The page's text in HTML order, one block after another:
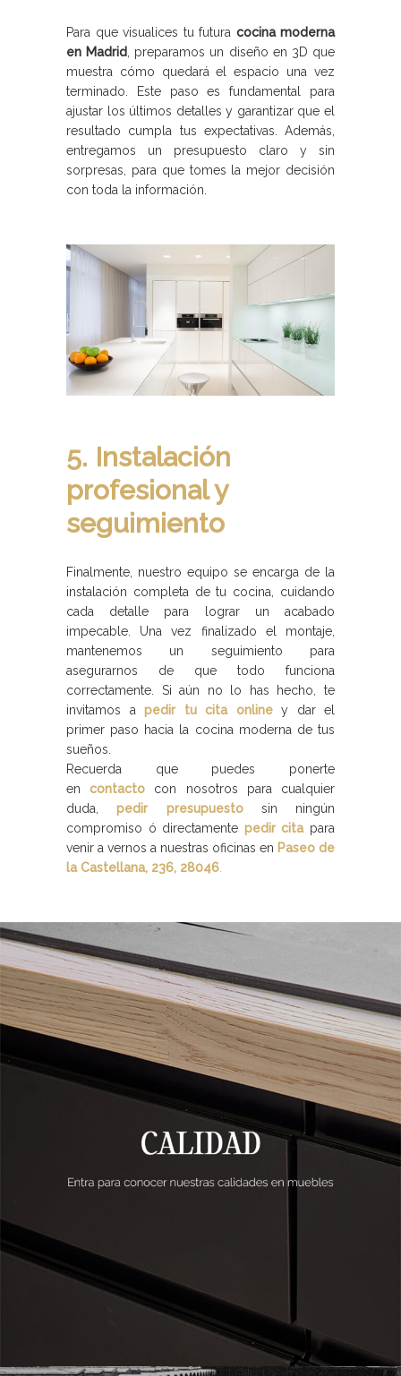
Para que visualices tu futura cocina moderna
en Madrid
, preparamos un diseño en 3D que
muestra cómo quedará el espacio una vez
terminado. Este paso es fundamental para
ajustar los últimos detalles y garantizar que el
resultado cumpla tus expectativas. Además,
entregamos un presupuesto claro y sin
sorpresas, para que tomes la mejor decisión
con toda la información.
5. Instalación
profesional y
seguimiento
Finalmente, nuestro equipo se encarga de la
instalación completa de tu cocina, cuidando
cada detalle para lograr un acabado
impecable. Una vez finalizado el montaje,
mantenemos un seguimiento para
asegurarnos de que todo funciona
correctamente. Si aún no lo has hecho, te
invitamos a pedir tu cita onliney dar el
primer paso hacia la cocina moderna de tus
sueños.
Recuerda que puedes ponerte
encontacto
con nosotros para cualquier
duda,pedir presupuestosin ningún
compromiso ó directamente pedir citapara
venir a vernos a nuestras oficinas en Paseo de
la Castellana, 236, 28046